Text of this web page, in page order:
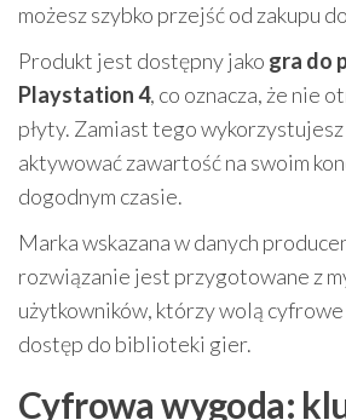
możesz szybko przejść od zakupu
Produkt jest dostępny jako gra do
Playstation 4, co oznacza, że nie
płyty. Zamiast tego wykorzystujesz
aktywować zawartość na swoim
dogodnym czasie.
Marka wskazana w danych
rozwiązanie jest przygotowane z
użytkowników, którzy wolą cyfrowe
dostęp do biblioteki gier.
Cyfrowa wygoda: